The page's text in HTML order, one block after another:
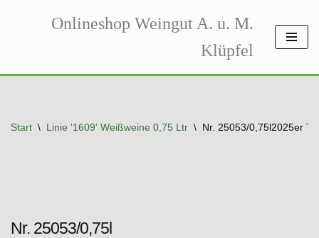
springen
Onlineshop Weingut A. u. M.
Klüpfel
Start \ Linie '1609' Weißweine 0,75 Ltr \ Nr. 25053/0,75l2025er
Nr. 25053/0,75l